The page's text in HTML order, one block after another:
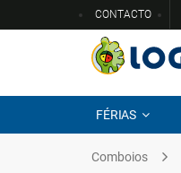
CONTACTO
FÉRIAS
Comboios